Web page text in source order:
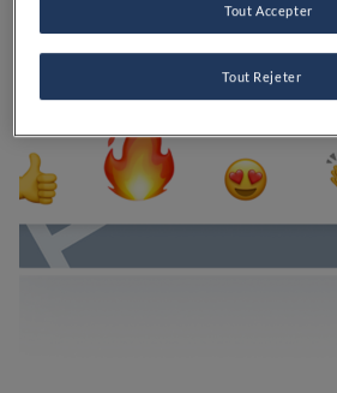
Tout Rejeter
Tout Accepter